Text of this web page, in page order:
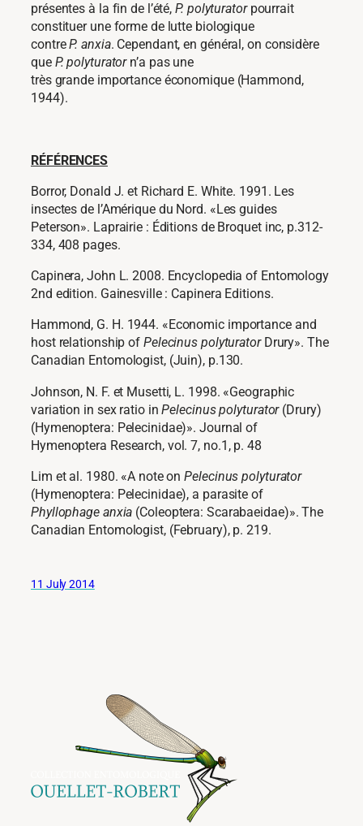
présentes à la fin de l’été,P. polyturatorpourrait
constituer une forme de lutte biologique
contreP. anxia. Cependant, en général, on considère
que P. polyturatorn’a pas une
très grande importance économique (Hammond,
1944).
RÉFÉRENCES
Borror, Donald J. et Richard E. White. 1991. Les
insectes de l’Amérique du Nord. «Les guides
Peterson». Laprairie : Éditions de Broquet inc, p.312-
334, 408 pages.
Capinera, John L. 2008. Encyclopedia of Entomology
2nd edition. Gainesville : Capinera Editions.
Hammond, G. H. 1944. «Economic importance and
host relationship of Pelecinus polyturatorDrury». The
Canadian Entomologist, (Juin), p.130.
Johnson, N. F. et Musetti, L. 1998. «Geographic
variation in sex ratio inPelecinus polyturator(Drury)
(Hymenoptera: Pelecinidae)». Journal of
Hymenoptera Research, vol. 7, no.1, p. 48
Lim et al. 1980. «A note onPelecinus polyturator
(Hymenoptera: Pelecinidae), a parasite of
Phyllophage anxia (Coleoptera: Scarabaeidae)». The
Canadian Entomologist, (February), p. 219.
11 July 2014